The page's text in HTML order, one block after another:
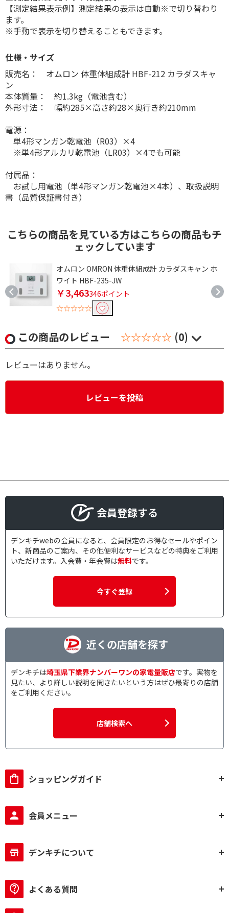
【測定結果表示例】測定結果の表示は自動※で切り替わり
ます。
※手動で表示を切り替えることもできます。
仕様・サイズ
販売名： オムロン 体重体組成計 HBF-212 カラダスキャ
ン
本体質量： 約1.3kg（電池含む）
外形寸法： 幅約285×高さ約28×奥行き約210mm
電源：
単4形マンガン乾電池（R03）×4
※単4形アルカリ乾電池（LR03）×4でも可能
付属品：
お試し用電池（単4形マンガン乾電池×4本）、取扱説明
書（品質保証書付き）
こちらの商品を見ている方はこちらの商品もチ
ェックしています
オムロン OMRON 体重体組成計 カラダスキャン ホ
ワイト HBF-235-JW
￥3,463346ポイント
☆☆☆☆☆
この商品のレビュー ☆☆☆☆☆ (0)
レビューはありません。
レビューを投稿
会員登録する
デンキチwebの会員になると、会員限定のお得なセールやポイン
ト、新商品のご案内、その他便利なサービスなどの特典をご利用
いただけます。入会費・年会費は無料です。
今すぐ登録
近くの店舗を探す
デンキチは埼玉県下業界ナンバーワンの家電量販店です。実物を
見たい、より詳しい説明を聞きたいという方はぜひ最寄りの店舗
をご利用ください。
店舗検索へ
ショッピングガイド
会員メニュー
デンキチについて
よくある質問